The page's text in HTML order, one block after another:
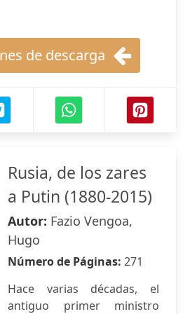
de descarga
Rusia, de los zares
a Putin (1880-2015)
Autor: Fazio Vengoa,
Hugo
Número de Páginas: 271
Hace varias décadas, el
antiguo primer ministro